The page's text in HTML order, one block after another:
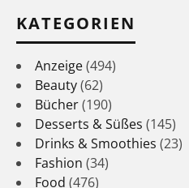
KATEGORIEN
Anzeige(494)
Beauty(62)
Bücher(190)
Desserts & Süßes (145)
Drinks & Smoothies (23)
Fashion (34)
Food (476)